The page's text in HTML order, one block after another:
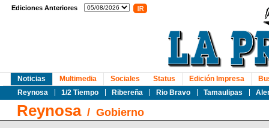
Ediciones Anteriores
Noticias
Reynosa
1/2 Tiempo Ribereña Rio Bravo Tamaulipas
Multimedia Sociales Status Edición Impresa
Reynosa/ Gobierno